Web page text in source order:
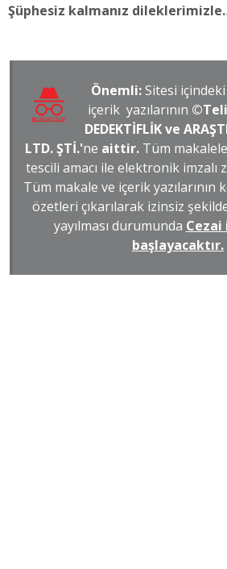
Şüphesiz kalmanız
Önemli:Sitesi
içerik yazılarının
DEDEKTİFLİK ve
LTD. ŞTİ.'ne aittir. Tüm
tescili amacı ile elektronik imzalı
Tüm makale ve içerik yazılarının
özetleri çıkarılarak izinsiz
yayılması durumunda Cezai
başlayacaktır.